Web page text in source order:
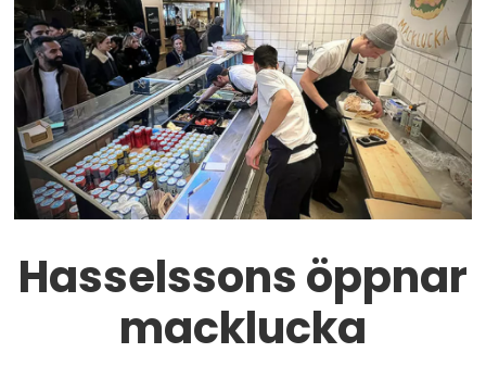
Hasselssons öppnar
macklucka